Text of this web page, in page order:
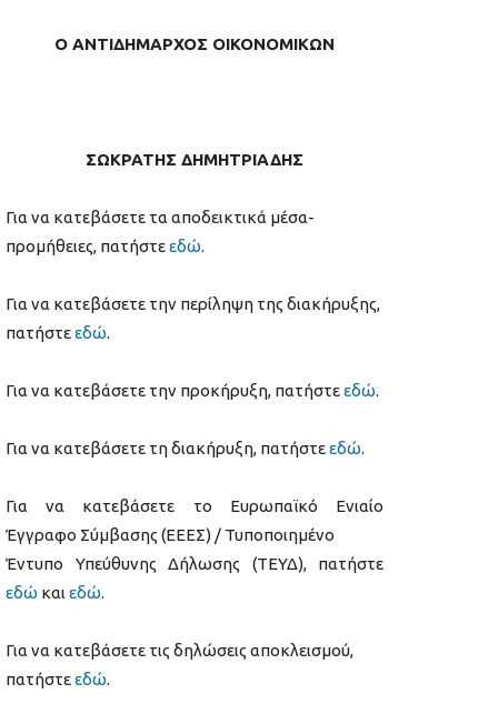
O ΑΝΤΙΔΗΜΑΡΧΟΣ ΟΙΚΟΝΟΜΙΚΩΝ
ΣΩΚΡΑΤΗΣ ΔΗΜΗΤΡΙΑΔΗΣ
Για να κατεβάσετε τα αποδεικτικά μέσα-
προμήθειες, πατήστεεδώ.
Για να κατεβάσετε την περίληψη της διακήρυξης,
πατήστεεδώ.
Για να κατεβάσετε την προκήρυξη, πατήστεεδώ.
Για να κατεβάσετε τη διακήρυξη, πατήστεεδώ.
Για να κατεβάσετε το Ευρωπαϊκό Ενιαίο
Έγγραφο Σύμβασης (ΕΕΕΣ) / Τυποποιημένο
Έντυπο Υπεύθυνης Δήλωσης (ΤΕΥΔ), πατήστε
εδώ και εδώ.
Για να κατεβάσετε τις δηλώσεις αποκλεισμού,
πατήστεεδώ.